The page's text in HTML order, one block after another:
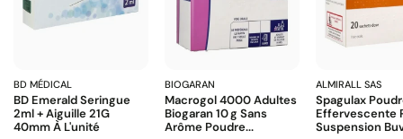
BD MÉDICAL
BD Emerald Seringue
2ml + Aiguille 21G
40mm À L'unité
BIOGARAN
Macrogol 4000 Adultes
Biogaran 10 G Sans
Arôme Poudre...
ALMIRALL SAS
Spagulax
Effervescente
Suspension